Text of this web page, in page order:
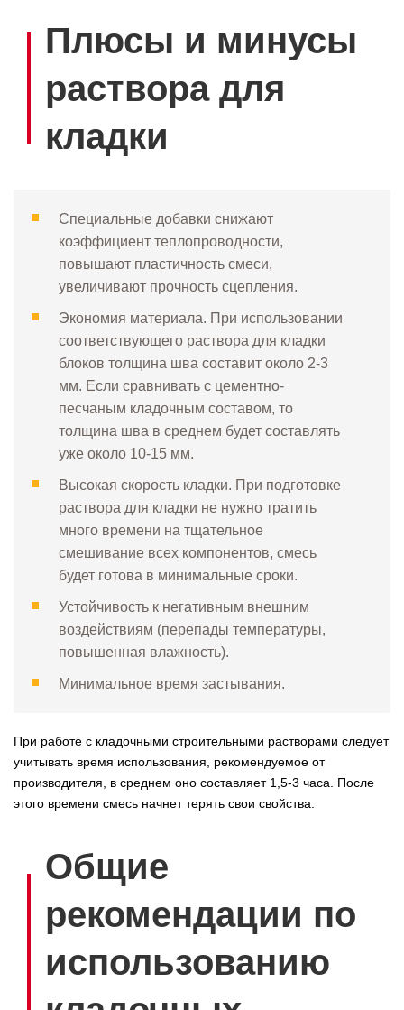
Плюсы и минусы
раствора для
кладки
Специальные добавки снижают
коэффициент теплопроводности,
повышают пластичность смеси,
увеличивают прочность сцепления.
Экономия материала. При использовании
соответствующего раствора для кладки
блоков толщина шва составит около 2-3
мм. Если сравнивать с цементно-
песчаным кладочным составом, то
толщина шва в среднем будет составлять
уже около 10-15 мм.
Высокая скорость кладки. При подготовке
раствора для кладки не нужно тратить
много времени на тщательное
смешивание всех компонентов, смесь
будет готова в минимальные сроки.
Устойчивость к негативным внешним
воздействиям (перепады температуры,
повышенная влажность).
Минимальное время застывания.
При работе с кладочными строительными растворами следует
учитывать время использования, рекомендуемое от
производителя, в среднем оно составляет 1,5-3 часа. После
этого времени смесь начнет терять свои свойства.
Общие
рекомендации по
использованию